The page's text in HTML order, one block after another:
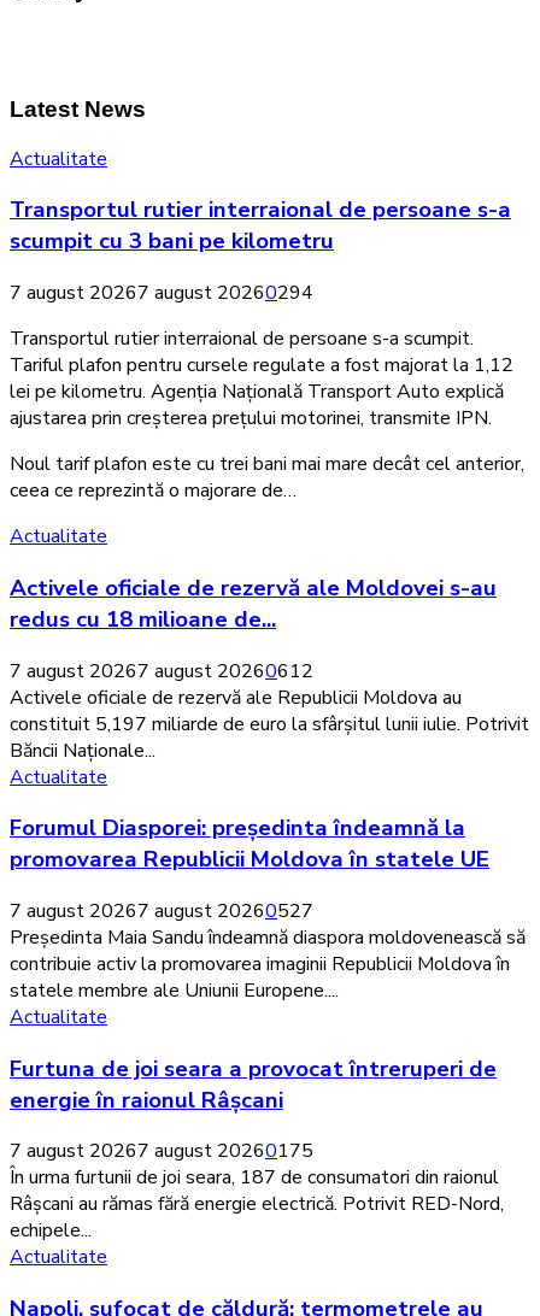
Latest News
Actualitate
Transportul rutier interraional de persoane s-a
scumpit cu 3 bani pe kilometru
7 august 20267 august 20260294
Transportul rutier interraional de persoane s-a scumpit.
Tariful plafon pentru cursele regulate a fost majorat la 1,12
lei pe kilometru. Agenția Națională Transport Auto explică
ajustarea prin creșterea prețului motorinei, transmite IPN.
Noul tarif plafon este cu trei bani mai mare decât cel anterior,
ceea ce reprezintă o majorare de…
Activele
de
rezervă
Moldovei
s-
au
redus
cu
milioane
de
în
iulie
Actualitate
Activele oficiale de rezervă ale Moldovei s-au
redus cu 18 milioane de...
7 august 20267 august 20260612
Activele oficiale de rezervă ale Republicii Moldova au
constituit 5,197 miliarde de euro la sfârșitul lunii iulie. Potrivit
Băncii Naționale...
Forumul
președinta
îndeamnă
promovarea
Republicii
Moldova
în
statele
Actualitate
Forumul Diasporei: președinta îndeamnă la
promovarea Republicii Moldova în statele UE
7 august 20267 august 20260527
Președinta Maia Sandu îndeamnă diaspora moldovenească să
contribuie activ la promovarea imaginii Republicii Moldova în
statele membre ale Uniunii Europene....
Furtuna
joi
seara
provocat
întreruperi
de
energie
în
Râșcani
Actualitate
Furtuna de joi seara a provocat întreruperi de
energie în raionul Râșcani
7 august 20267 august 20260175
În urma furtunii de joi seara, 187 de consumatori din raionul
Râșcani au rămas fără energie electrică. Potrivit RED-Nord,
echipele...
Napoli,
de
Actualitate
Napoli, sufocat de căldură: termometrele au